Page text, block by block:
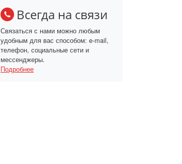
Всегда на связи
Связаться с нами можно любым
удобным для вас способом: e-mail,
телефон, социальные сети и
мессенджеры.
Подробнее